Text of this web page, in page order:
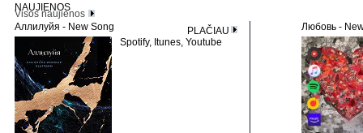
Visos naujienos
NAUJIENOS
Аллилуйя - New Song
PLAČIAU
Spotify, Itunes, Youtube
Любовь -